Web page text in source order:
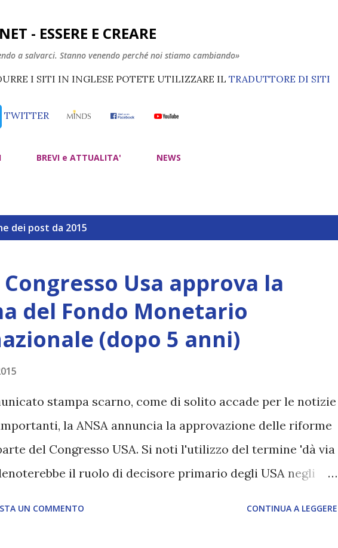
- ESSERE E CREARE
a salvarci. Stanno venendo perché noi stiamo cambiando»
I SITI IN INGLESE POTETE UTILIZZARE IL TRADUTTORE DI SITI
TWITTER
BREVI e ATTUALITA' NEWS
dei post da 2015
Usa approva la
del Fondo Monetario
(dopo 5 anni)
stampa scarno, come di solito accade per le notizie
la ANSA annuncia la approvazione delle riforme
del Congresso USA. Si noti l'utilizzo del termine 'dà via
il ruolo di decisore primario degli USA negli
UN COMMENTO CONTINUA A LEGGERE